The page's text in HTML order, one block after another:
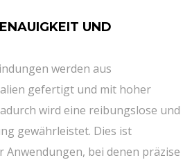
UND
werden aus
gefertigt und mit hoher
wird eine reibungslose und
gewährleistet. Dies ist
Anwendungen, bei denen präzise